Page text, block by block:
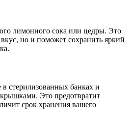
лимонного сока или цедры. Это
но и поможет сохранить яркий
в стерилизованных банках и
крышками. Это предотвратит
срок хранения вашего